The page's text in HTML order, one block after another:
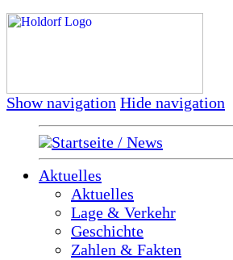
Show navigation Hide navigation
Startseite / News
Aktuelles
Aktuelles
Lage & Verkehr
Geschichte
Zahlen & Fakten